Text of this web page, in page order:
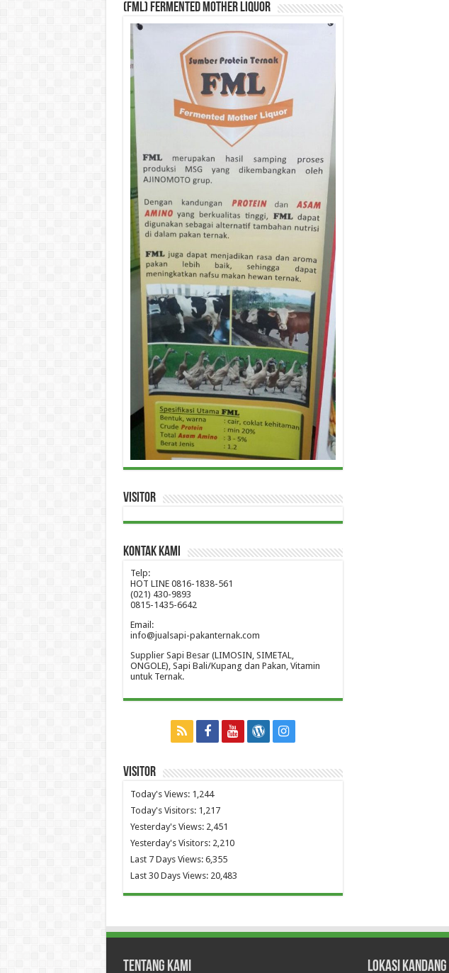
(FML) Fermented Mother Liquor
Visitor
Kontak Kami
Telp:
HOT LINE 0816-1838-561
(021) 430-9893
0815-1435-6642
Email:
info@jualsapi-pakanternak.com
Supplier Sapi Besar (LIMOSIN, SIMETAL,
ONGOLE), Sapi Bali/Kupang dan Pakan, Vitamin
untuk Ternak.
Visitor
Today's Views: 1,244
Today's Visitors: 1,217
Yesterday's Views: 2,451
Yesterday's Visitors: 2,210
Last 7 Days Views: 6,355
Last 30 Days Views: 20,483
Tentang Kami Lokasi Kandang